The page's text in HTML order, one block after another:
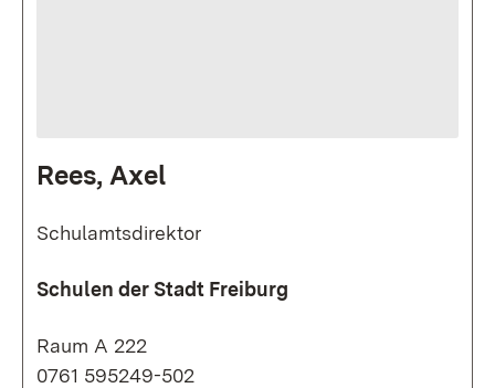
Rees, Axel
Schulamtsdirektor
Schulen der Stadt Freiburg
Raum A 222
0761 595249-502